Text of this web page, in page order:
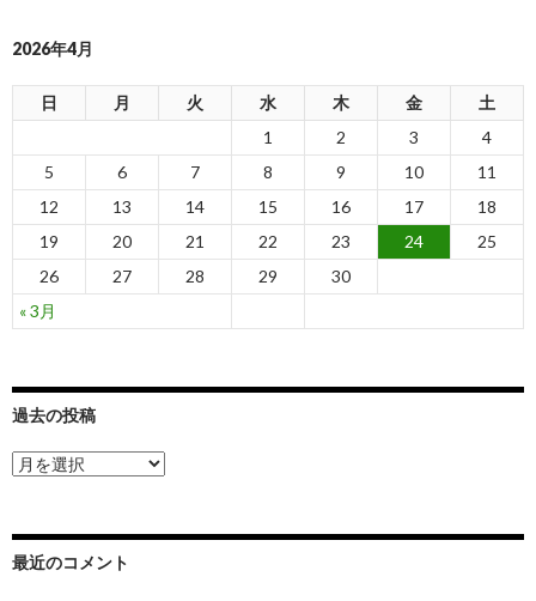
2026年4月
日 月 火 水 木 金 土
« 3月
1 2 3
4
5
6 7 8 9 10
11
12
13 14 15 16 17
18
19
20 21 22 23 24
25
26
27 28 29 30
過去の投稿
過
去
最近のコメント